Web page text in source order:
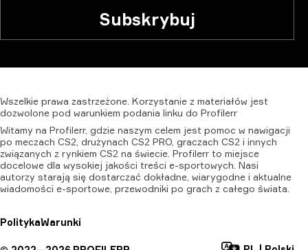
Subskrybuj
Wszelkie prawa zastrzeżone. Korzystanie z materiałów jest
dozwolone pod warunkiem podania linku do Profilerr
Witamy na Profilerr, gdzie naszym celem jest pomoc w nawigacji
po meczach CS2, drużynach CS2 PRO, graczach CS2 i innych
związanych z rynkiem CS2 na świecie. Profilerr to miejsce
docelowe dla wysokiej jakości treści e-sportowych. Nasi
autorzy starają się dostarczać dokładne, wiarygodne i aktualne
wiadomości e-sportowe, przewodniki po grach z całego świata.
PolitykaWarunki